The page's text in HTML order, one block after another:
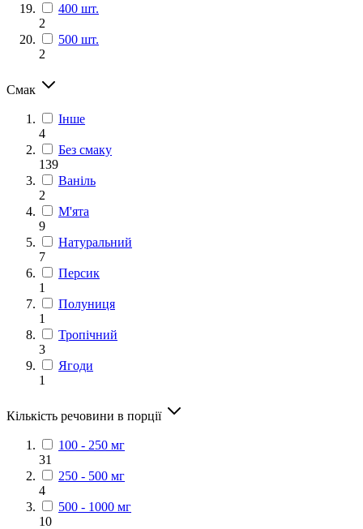
400 шт.
2
500 шт.
2
Смак
Інше
4
Без смаку
139
Ваніль
2
М'ята
9
Натуральний
7
Персик
1
Полуниця
1
Тропічний
3
Ягоди
1
Кількість речовини в порції
100 - 250 мг
31
250 - 500 мг
4
500 - 1000 мг
10